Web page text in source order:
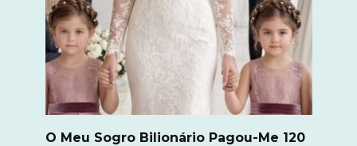
O Meu Sogro Bilionário Pagou-Me 120